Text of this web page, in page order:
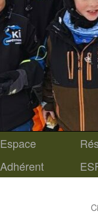
Espace
Adhérent